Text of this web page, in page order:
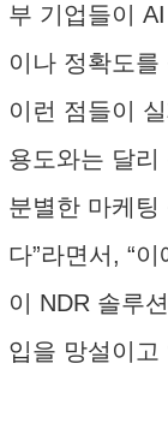
부 기업들이
이나 정확도
이런 점들이
용도와는 달
분별한 마케팅
다”라면서, “
이 NDR 솔루
입을 망설이고